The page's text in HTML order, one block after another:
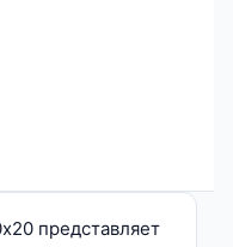
представляет